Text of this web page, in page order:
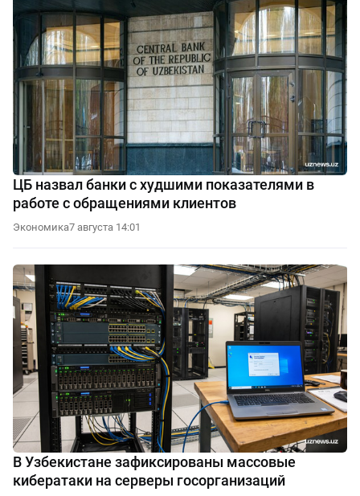
ЦБ назвал банки с худшими показателями в
работе с обращениями клиентов
Экономика7 августа 14:01
В Узбекистане зафиксированы массовые
кибератаки на серверы госорганизаций